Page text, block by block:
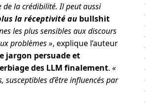
de la crédibilité. Il peut aussi
la réceptivité au bullshit
les plus sensibles aux discours
problèmes », explique l’auteur
jargon persuade et
des LLM finalement. «
susceptibles d’être influencés par